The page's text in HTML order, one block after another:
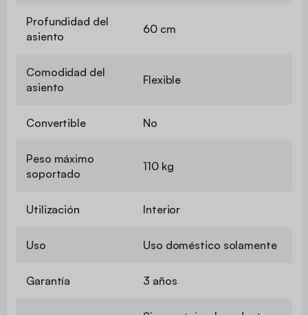
Profundidad del
asiento
60 cm
Comodidad del
asiento
Flexible
Convertible No
Peso máximo
soportado
110 kg
Utilización Interior
Uso Uso doméstico solamente
Garantía 3 años